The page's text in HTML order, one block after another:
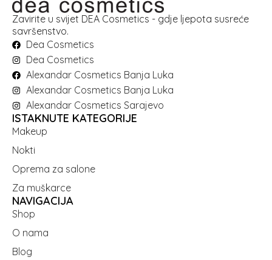
Zavirite u svijet DEA Cosmetics - gdje ljepota susreće
savršenstvo.
Dea Cosmetics
Dea Cosmetics
Alexandar Cosmetics Banja Luka
Alexandar Cosmetics Banja Luka
Alexandar Cosmetics Sarajevo
ISTAKNUTE KATEGORIJE
Makeup
Nokti
Oprema za salone
Za muškarce
NAVIGACIJA
Shop
O nama
Blog